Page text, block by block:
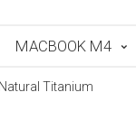
MACBOOK M4
Titanium